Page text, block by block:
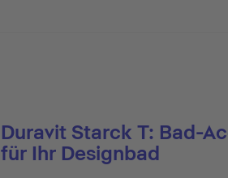
Duravit Starck T: Bad-
für Ihr Designbad